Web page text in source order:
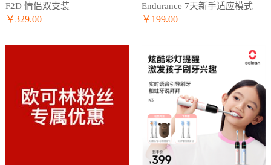
F2D 情侣双支装
￥329.00
Endurance 7天新手适应模式
￥199.00